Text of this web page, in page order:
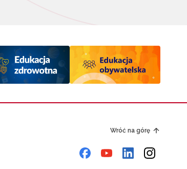
Wróć na górę